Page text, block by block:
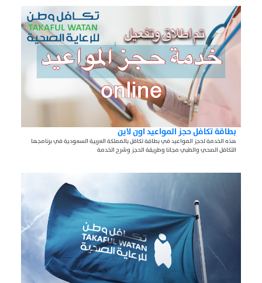
بطاقة تكافل حجز المواعيد اون لاين
هذه الخدمة لحجز المواعيد في بطاقة تكافل بالمملكة العربية السعودية في برنامجها
التكافل الصحي والطبي مجانا وطريقة الحجز وشرح الخدمة